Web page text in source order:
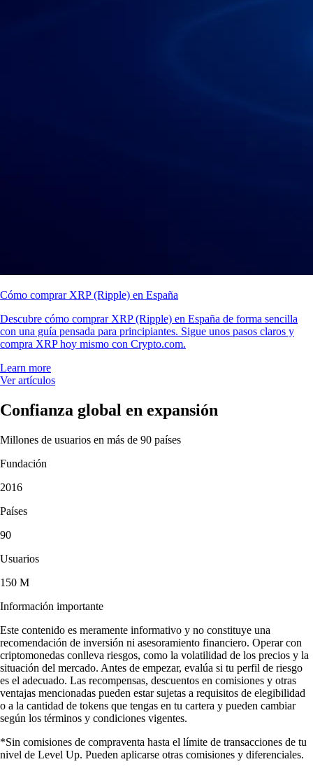
Cómo comprar XRP (Ripple) en España
Descubre cómo comprar XRP (Ripple) en España de forma sencilla
con una guía pensada para principiantes. Sigue unos pasos claros y
compra XRP hoy mismo con Crypto.com.
Learn more
Ver artículos
Confianza global en expansión
Millones de usuarios en más de 90 países
Fundación
2016
Países
90
Usuarios
150 M
Información importante
Este contenido es meramente informativo y no constituye una
recomendación de inversión ni asesoramiento financiero. Operar con
criptomonedas conlleva riesgos, como la volatilidad de los precios y la
situación del mercado. Antes de empezar, evalúa si tu perfil de riesgo
es el adecuado. Las recompensas, descuentos en comisiones y otras
ventajas mencionadas pueden estar sujetas a requisitos de elegibilidad
o a la cantidad de tokens que tengas en tu cartera y pueden cambiar
según los términos y condiciones vigentes.
*Sin comisiones de compraventa hasta el límite de transacciones de tu
nivel de Level Up. Pueden aplicarse otras comisiones y diferenciales.